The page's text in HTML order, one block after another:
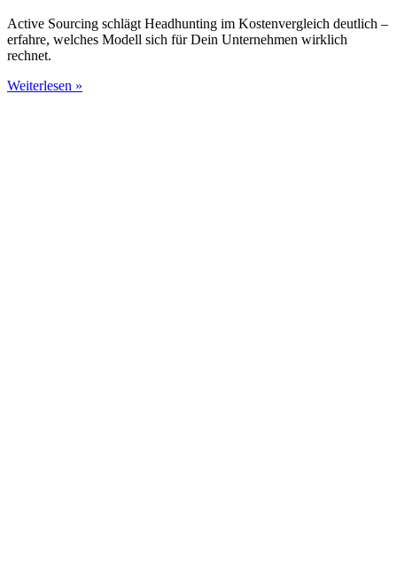
Active Sourcing schlägt Headhunting im Kostenvergleich deutlich –
erfahre, welches Modell sich für Dein Unternehmen wirklich
rechnet.
Weiterlesen »